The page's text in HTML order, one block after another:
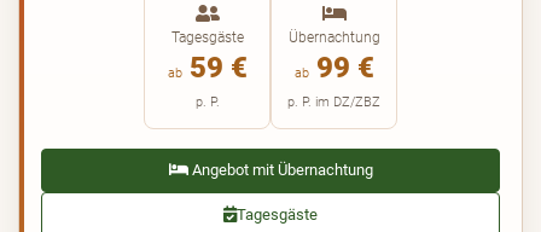
Tagesgäste
ab59 €
p. P.
Übernachtung
ab99 €
p. P. im DZ/ZBZ
Angebot mit Übernachtung
Tagesgäste